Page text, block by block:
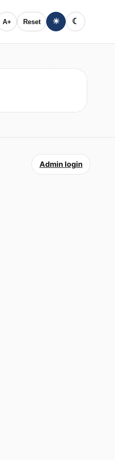
A+ Reset ☀ ☾
Admin login